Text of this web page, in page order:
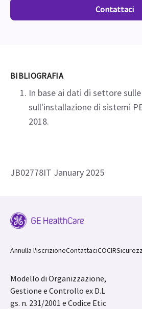
Contattaci
BIBLIOGRAFIA
In base ai dati di settore
sull'installazione di sistemi
2018.
JB02778IT January 2025
Annulla l'iscrizioneContattaciCOCIR
Modello di Organizzazione,
Gestione e Controllo ex D.L
gs. n. 231/2001 e Codice Etic